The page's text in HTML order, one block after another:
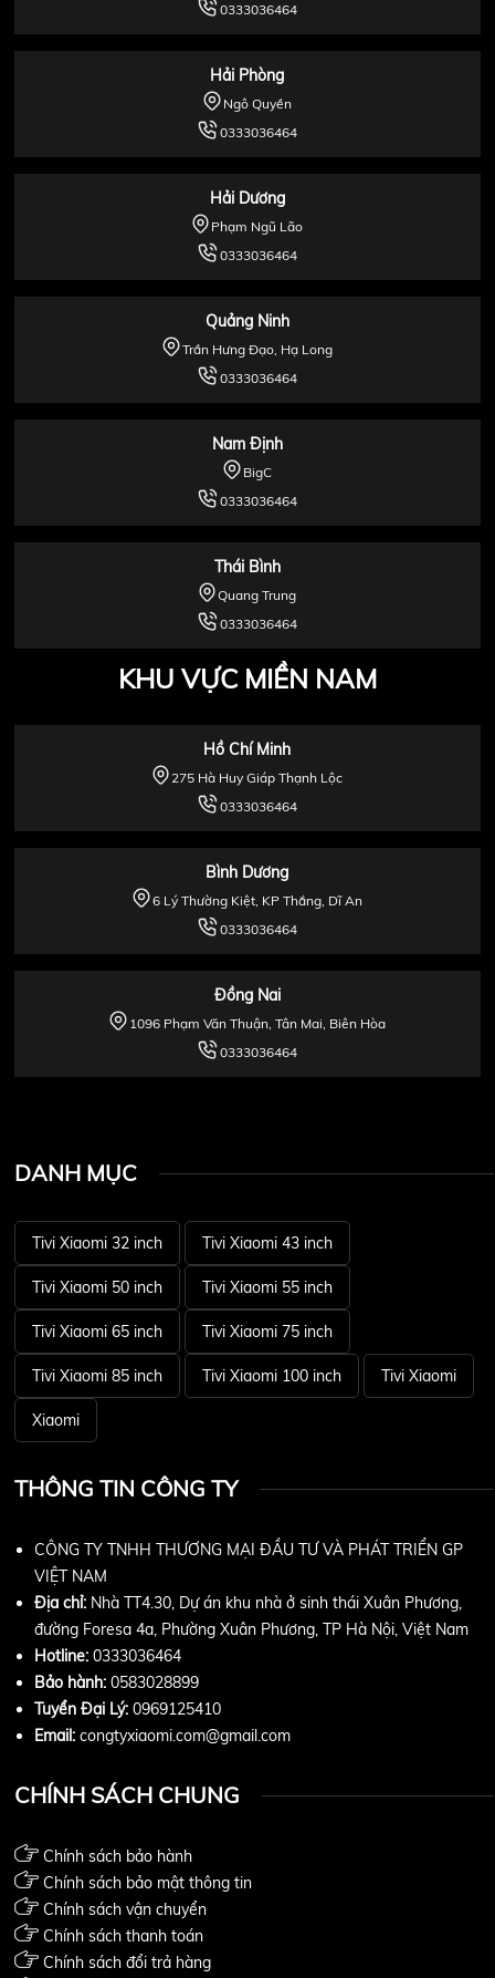
0333036464
Hải Phòng
Ngô Quyền
0333036464
Hải Dương
Phạm Ngũ Lão
0333036464
Quảng Ninh
Trần Hưng Đạo, Hạ Long
0333036464
Nam Định
BigC
0333036464
Thái Bình
Quang Trung
0333036464
KHU VỰC MIỀN NAM
Hồ Chí Minh
275 Hà Huy Giáp Thạnh Lộc
0333036464
Bình Dương
6 Lý Thường Kiệt, KP Thắng, Dĩ An
0333036464
Đồng Nai
1096 Phạm Văn Thuận, Tân Mai, Biên Hòa
0333036464
DANH MỤC
Tivi Xiaomi 32 inch Tivi Xiaomi 43 inch
Tivi Xiaomi 50 inch Tivi Xiaomi 55 inch
Tivi Xiaomi 65 inch Tivi Xiaomi 75 inch
Tivi Xiaomi 85 inch Tivi Xiaomi 100 inch Tivi Xiaomi
Xiaomi
THÔNG TIN CÔNG TY
CÔNG TY TNHH THƯƠNG MẠI ĐẦU TƯ VÀ PHÁT TRIỂN GP
VIỆT NAM
Địa chỉ: Nhà TT4.30, Dự án khu nhà ở sinh thái Xuân Phương,
đường Foresa 4a, Phường Xuân Phương, TP Hà Nội, Việt Nam
Hotline:0333036464
Bảo hành:0583028899
Tuyển Đại Lý: 0969125410
Email: congtyxiaomi.com@gmail.com
CHÍNH SÁCH CHUNG
Chính sách bảo hành
Chính sách bảo mật thông tin
Chính sách vận chuyển
Chính sách thanh toán
Chính sách đổi trả hàng